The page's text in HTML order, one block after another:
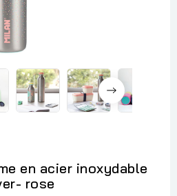
en acier inoxydable
rose